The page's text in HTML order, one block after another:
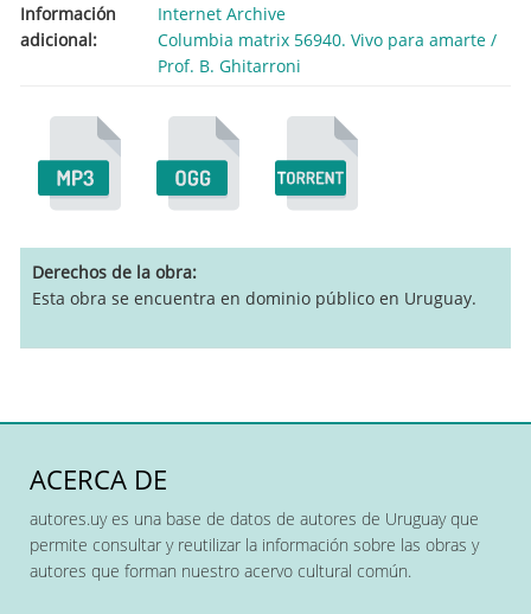
Play /
pause
Vivo para amarte
Información
adicional
Internet Archive
Columbia matrix 56940. Vivo para amarte /
Prof. B. Ghitarroni
Derechos de la obra
Esta obra se encuentra en dominio público en Uruguay.
ACERCA DE
autores.uy es una base de datos de autores de Uruguay que
permite consultar y reutilizar la información sobre las obras y
autores que forman nuestro acervo cultural común.